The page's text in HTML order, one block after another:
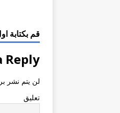
قم بكتابة
Reply
لن يتم نشر
تعليق